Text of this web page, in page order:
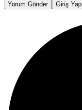
Yorum Gönder Giriş Yap